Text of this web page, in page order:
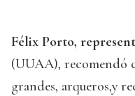
Félix Porto,
(UUAA), recomendó
grandes, arqueros,y